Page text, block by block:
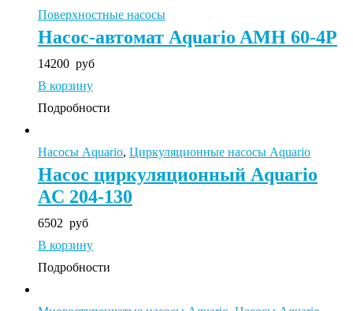
Поверхностные насосы
Насос-автомат Aquario AMH 60-4P
14200 руб
В корзину
Подробности
Насосы Aquario, Циркуляционные насосы Aquario
Насос циркуляционный Aquario
AC 204-130
6502 руб
В корзину
Подробности